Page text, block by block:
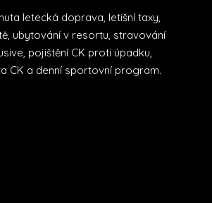
letecká doprava, letišní taxy,
ubytování v resortu, stravování
pojištění CK proti úpadku,
CK a denní sportovní program.